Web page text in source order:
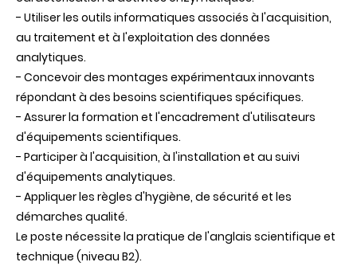
- Utiliser les outils informatiques associés à l'acquisition,
au traitement et à l'exploitation des données
analytiques.
- Concevoir des montages expérimentaux innovants
répondant à des besoins scientifiques spécifiques.
- Assurer la formation et l'encadrement d'utilisateurs
d'équipements scientifiques.
- Participer à l'acquisition, à l'installation et au suivi
d'équipements analytiques.
- Appliquer les règles d'hygiène, de sécurité et les
démarches qualité.
Le poste nécessite la pratique de l'anglais scientifique et
technique (niveau B2).